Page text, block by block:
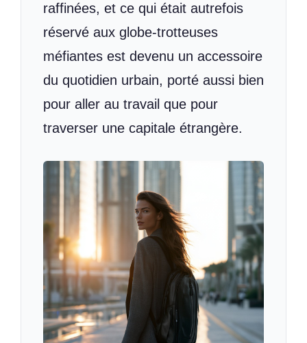
raffinées, et ce qui était autrefois
réservé aux globe-trotteuses
méfiantes est devenu un accessoire
du quotidien urbain, porté aussi bien
pour aller au travail que pour
traverser une capitale étrangère.